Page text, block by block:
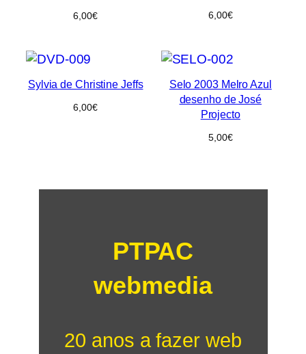
6,00€ 6,00€
Sylvia de Christine Jeffs
6,00€
Selo 2003 Melro Azul
desenho de José
Projecto
5,00€
PTPAC
webmedia
20 anos a fazer web